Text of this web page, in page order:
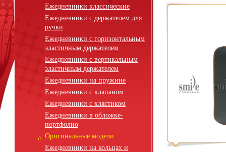
Ежедневники классические
Ежедневники с держателем для
ручки
Ежедневники с горизонтальным
эластичным держателем
Ежедневники с вертикальным
эластичным держателем
Ежедневники на пружине
Ежедневники с клапаном
Ежедневники с хлястиком
Ежедневники в обложке-
портфолио
Оригинальные модели
Ежедневники на кольцах и